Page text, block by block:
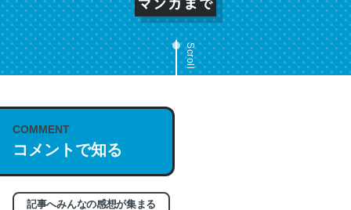
Scroll
COMMENT
コメントで知る
記事へみんなの感想が集まる
これは名文。彼はとてもクレバーなんだろうなと凄く思
う。英語少しでも読める人は原文もお勧め。自分はこの流
れ好き。Let’s Fucking Go. Then Covid hit. Shit.